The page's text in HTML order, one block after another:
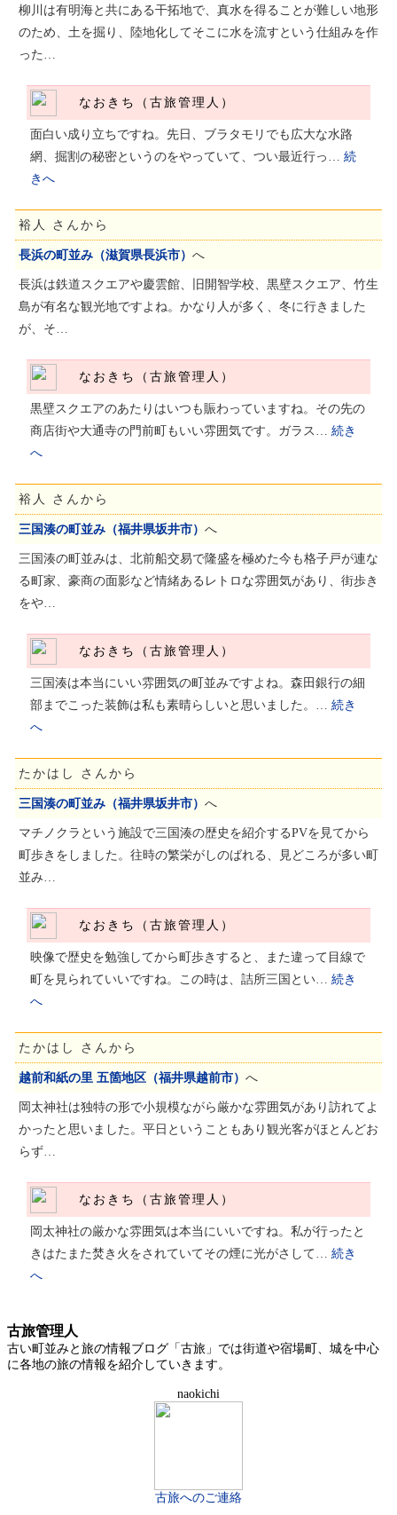
柳川は有明海と共にある干拓地で、真水を得ることが難しい地形
のため、土を掘り、陸地化してそこに水を流すという仕組みを作
った…
なおきち（古旅管理人）
面白い成り立ちですね。先日、ブラタモリでも広大な水路
網、掘割の秘密というのをやっていて、つい最近行っ… 続
きへ
裕人 さんから
長浜の町並み（滋賀県長浜市） へ
長浜は鉄道スクエアや慶雲館、旧開智学校、黒壁スクエア、竹生
島が有名な観光地ですよね。かなり人が多く、冬に行きました
が、そ…
なおきち（古旅管理人）
黒壁スクエアのあたりはいつも賑わっていますね。その先の
商店街や大通寺の門前町もいい雰囲気です。ガラス… 続き
へ
裕人 さんから
三国湊の町並み（福井県坂井市） へ
三国湊の町並みは、北前船交易で隆盛を極めた今も格子戸が連な
る町家、豪商の面影など情緒あるレトロな雰囲気があり、街歩き
をや…
なおきち（古旅管理人）
三国湊は本当にいい雰囲気の町並みですよね。森田銀行の細
部までこった装飾は私も素晴らしいと思いました。… 続き
へ
たかはし さんから
三国湊の町並み（福井県坂井市） へ
マチノクラという施設で三国湊の歴史を紹介するPVを見てから
町歩きをしました。往時の繁栄がしのばれる、見どころが多い町
並み…
なおきち（古旅管理人）
映像で歴史を勉強してから町歩きすると、また違って目線で
町を見られていいですね。この時は、詰所三国とい… 続き
へ
たかはし さんから
越前和紙の里 五箇地区（福井県越前市） へ
岡太神社は独特の形で小規模ながら厳かな雰囲気があり訪れてよ
かったと思いました。平日ということもあり観光客がほとんどお
らず…
なおきち（古旅管理人）
岡太神社の厳かな雰囲気は本当にいいですね。私が行ったと
きはたまた焚き火をされていてその煙に光がさして… 続き
へ
古旅管理人
古い町並みと旅の情報ブログ「古旅」では街道や宿場町、城を中心
に各地の旅の情報を紹介していきます。
naokichi
古旅へのご連絡